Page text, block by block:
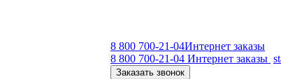
8 800 700-21-04Интернет заказы
8 800 700-21-04 Интернет заказы
Заказать звонок